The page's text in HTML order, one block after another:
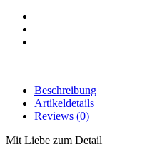
Beschreibung
Artikeldetails
Reviews (0)
Mit Liebe zum Detail